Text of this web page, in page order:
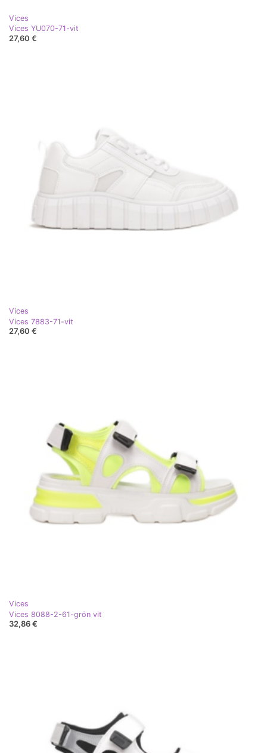
Vices
Vices YU070-71-vit
27,60 €
Vices
Vices 7883-71-vit
27,60 €
Vices
Vices 8088-2-61-grön vit
32,86 €